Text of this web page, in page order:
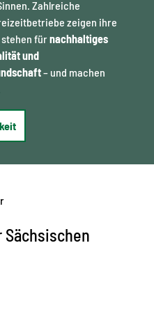
Zahlreiche
zeigen ihre
fürnachhaltiges
und
– und machen
Sächsischen